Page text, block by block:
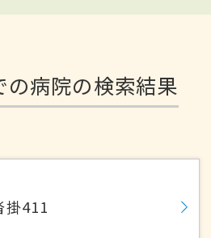
の病院の検索結果
掛411